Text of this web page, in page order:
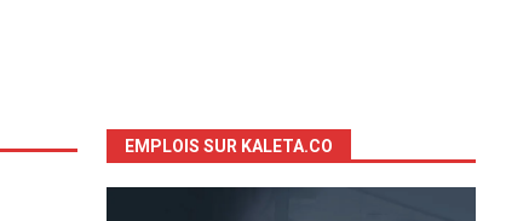
EMPLOIS SUR KALETA.CO